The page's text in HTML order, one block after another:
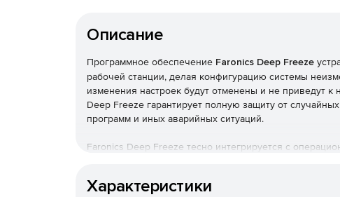
Описание
Программное обеспечение Faronics Deep Freeze
рабочей станции, делая конфигурацию системы
изменения настроек будут отменены и не приведут
Deep Freeze гарантирует полную защиту от
программ и иных аварийных ситуаций.
Faronics Deep Freeze тесно интегрируется с
Можно устанавливать различные программы,
Характеристики